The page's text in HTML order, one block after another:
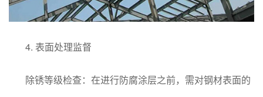
4. 表面处理监督
除锈等级检查：在进行防腐涂层之前，需对钢材表面的